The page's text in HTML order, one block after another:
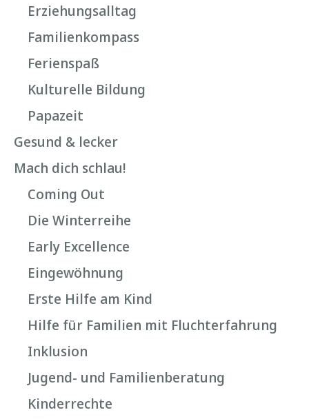
Erziehungsalltag
Familienkompass
Ferienspaß
Kulturelle Bildung
Papazeit
Gesund & lecker
Mach dich schlau!
Coming Out
Die Winterreihe
Early Excellence
Eingewöhnung
Erste Hilfe am Kind
Hilfe für Familien mit Fluchterfahrung
Inklusion
Jugend- und Familienberatung
Kinderrechte